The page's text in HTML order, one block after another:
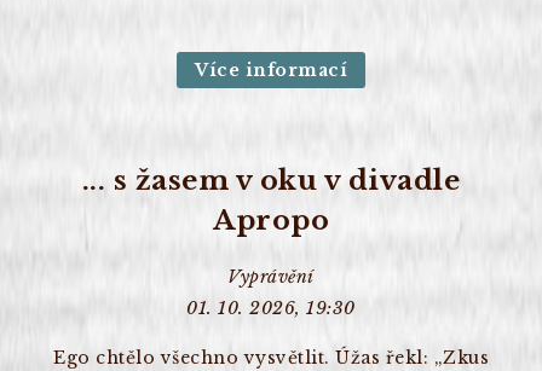
Více informací
... s žasem v oku v divadle
Apropo
Vyprávění
01. 10. 2026, 19:30
Ego chtělo všechno vysvětlit. Úžas řekl: „Zkus